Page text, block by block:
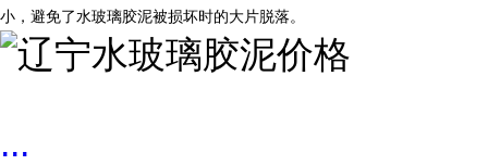
小，避免了水玻璃胶泥被损坏时的大片脱落。
...